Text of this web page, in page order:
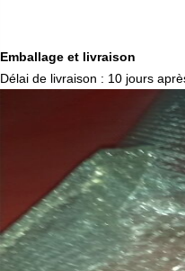
Emballage et livraison
Délai de livraison : 10 jours